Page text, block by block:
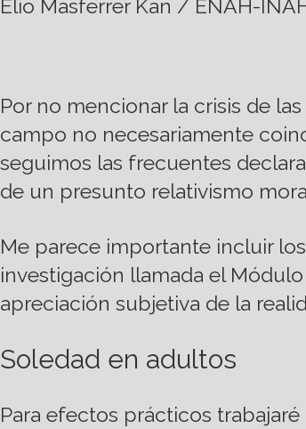
Elio Masferrer Kan / ENAH-
Por no mencionar la crisis de
campo no necesariamente
seguimos las frecuentes
de un presunto relativismo
Me parece importante incluir
investigación llamada el
apreciación subjetiva de la
Soledad en adultos
Para efectos prácticos